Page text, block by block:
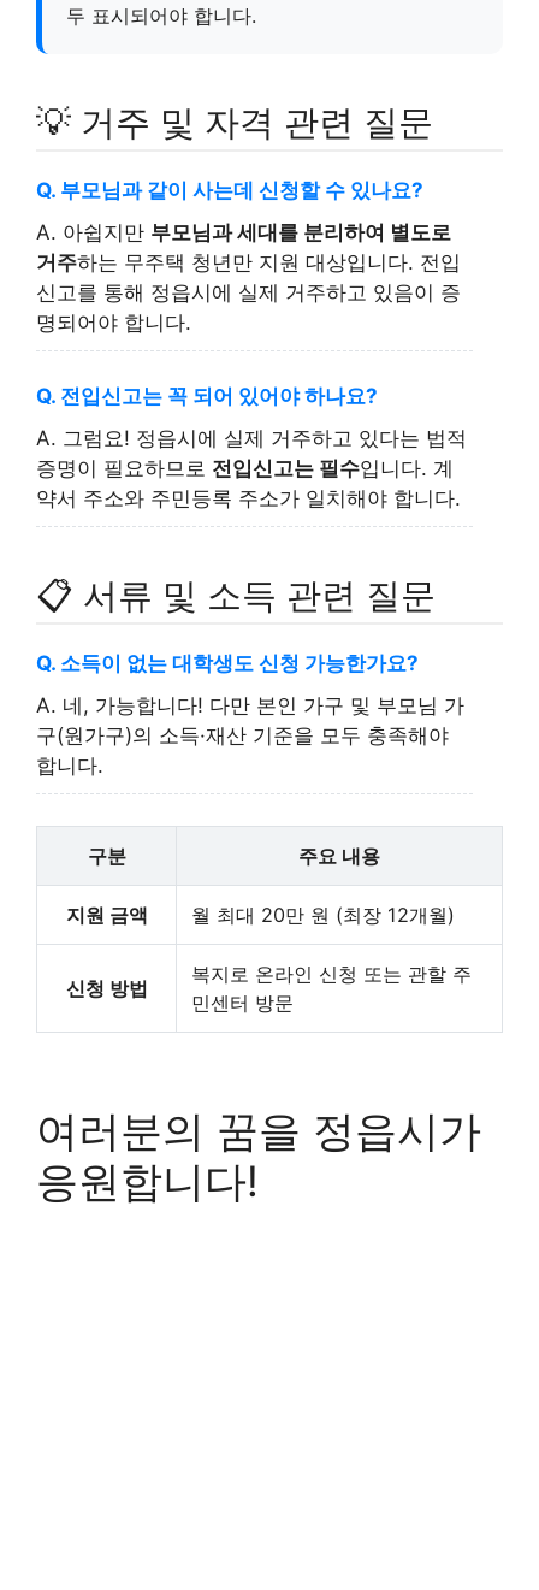
두 표시되어야 합니다.
💡 거주 및 자격 관련 질문
Q. 부모님과 같이 사는데 신청할 수 있나요?
A. 아쉽지만 부모님과 세대를 분리하여 별도로
거주하는 무주택 청년만 지원 대상입니다. 전입
신고를 통해 정읍시에 실제 거주하고 있음이 증
명되어야 합니다.
Q. 전입신고는 꼭 되어 있어야 하나요?
A. 그럼요! 정읍시에 실제 거주하고 있다는 법적
증명이 필요하므로 전입신고는 필수입니다. 계
약서 주소와 주민등록 주소가 일치해야 합니다.
📋 서류 및 소득 관련 질문
Q. 소득이 없는 대학생도 신청 가능한가요?
A. 네, 가능합니다! 다만 본인 가구 및 부모님 가
구(원가구)의 소득·재산 기준을 모두 충족해야
합니다.
구분 주요 내용
지원 금액 월 최대 20만 원 (최장 12개월)
신청 방법
복지로 온라인 신청 또는 관할 주
민센터 방문
여러분의 꿈을 정읍시가
응원합니다!